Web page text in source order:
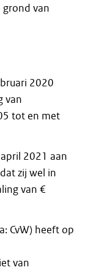
van
2020
van
tot en met
2021 aan
zij wel in
van €
CvW) heeft op
van